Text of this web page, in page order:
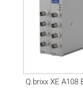
Q.brixx XE A108